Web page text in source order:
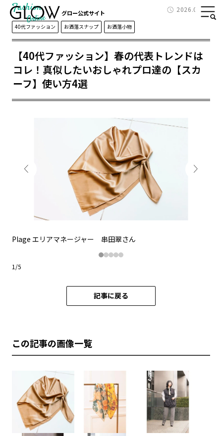
グロー公式サイト 2026.04.02
Fashion
40代ファッション お洒落スナップ お洒落小物
【40代ファッション】春の代表トレンドは
コレ！真似したいおしゃれプロ達の【スカ
ーフ】使い方4選
Plage エリアマネージャー 串田翠さん
1 /5
記事に戻る
この記事の画像一覧